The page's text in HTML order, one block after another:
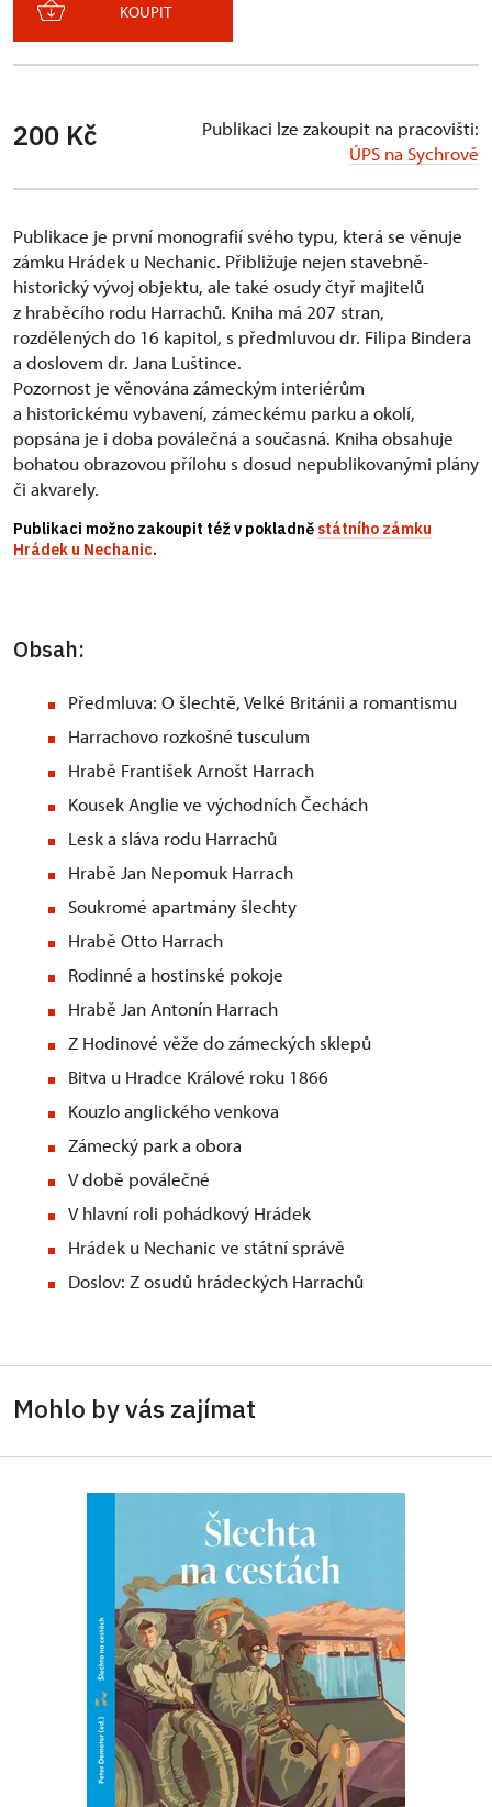
KOUPIT
200 Kč
Publikaci lze zakoupit na pracovišti:
ÚPS na Sychrově
Publikace je první monografií svého typu, která se věnuje
zámku Hrádek u Nechanic. Přibližuje nejen stavebně-
historický vývoj objektu, ale také osudy čtyř majitelů
z hraběcího rodu Harrachů. Kniha má 207 stran,
rozdělených do 16 kapitol, s předmluvou dr. Filipa Bindera
a doslovem dr. Jana Luštince.
Pozornost je věnována zámeckým interiérům
a historickému vybavení, zámeckému parku a okolí,
popsána je i doba poválečná a současná. Kniha obsahuje
bohatou obrazovou přílohu s dosud nepublikovanými plány
či akvarely.
Publikaci možno zakoupit též v pokladně státního zámku
Hrádek u Nechanic.
Obsah:
Předmluva: O šlechtě, Velké Británii a romantismu
Harrachovo rozkošné tusculum
Hrabě František Arnošt Harrach
Kousek Anglie ve východních Čechách
Lesk a sláva rodu Harrachů
Hrabě Jan Nepomuk Harrach
Soukromé apartmány šlechty
Hrabě Otto Harrach
Rodinné a hostinské pokoje
Hrabě Jan Antonín Harrach
Z Hodinové věže do zámeckých sklepů
Bitva u Hradce Králové roku 1866
Kouzlo anglického venkova
Zámecký park a obora
V době poválečné
V hlavní roli pohádkový Hrádek
Hrádek u Nechanic ve státní správě
Doslov: Z osudů hrádeckých Harrachů
Mohlo by vás zajímat